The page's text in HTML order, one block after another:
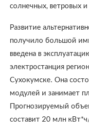
солнечных, ветровых
Развитие
получило большой
введена в
электростанция
Сухокумске. Она
модулей и занимает
Прогнозируемый
составит 20 млн